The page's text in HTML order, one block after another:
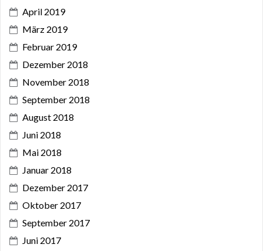
April 2019
März 2019
Februar 2019
Dezember 2018
November 2018
September 2018
August 2018
Juni 2018
Mai 2018
Januar 2018
Dezember 2017
Oktober 2017
September 2017
Juni 2017